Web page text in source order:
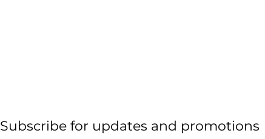
Subscribe for updates and promotions